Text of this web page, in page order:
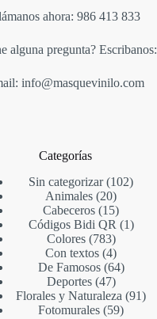
ahora: 986 413 833
alguna pregunta? Escribanos:
info@masquevinilo.com
Categorías
Sin categorizar 102
Animales 20
Cabeceros 15
Códigos Bidi QR
1
Colores 783
Con textos 4
De Famosos 64
Deportes 47
Florales y Naturaleza 91
Fotomurales 59